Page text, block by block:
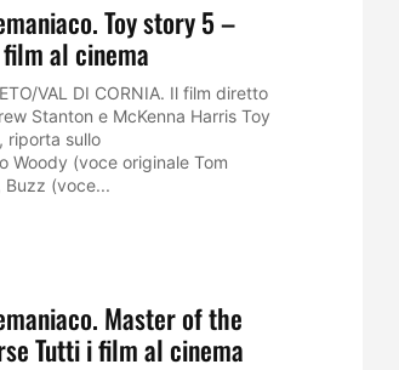
Toy story 5 –
al cinema
VAL DI CORNIA. Il film diretto
Stanton e McKenna Harris Toy
riporta sullo
Woody (voce originale Tom
Buzz (voce...
Master of the
Tutti i film al cinema